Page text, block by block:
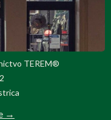
TEREM®
→